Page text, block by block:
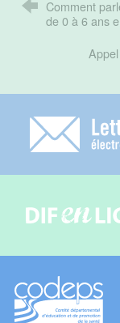
Comment
de 0 à 6 ans